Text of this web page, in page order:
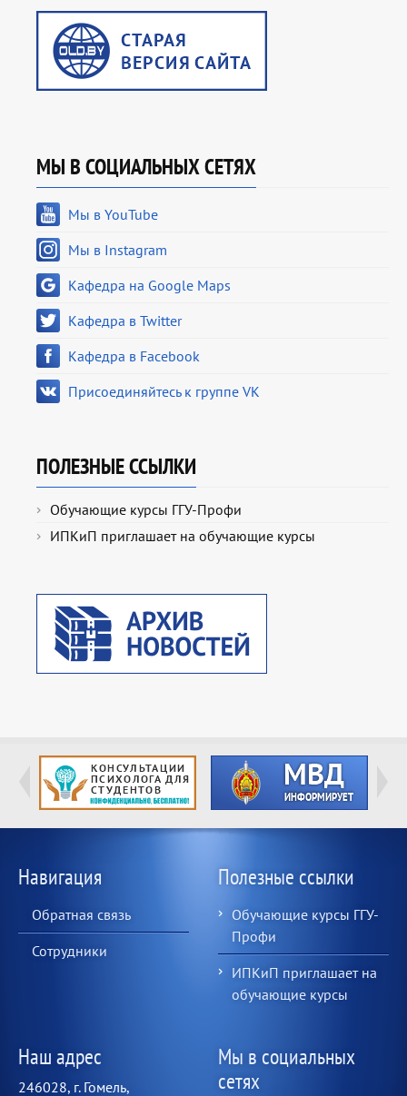
МЫ В СОЦИАЛЬНЫХ СЕТЯХ
Мы в YouTube
Мы в Instagram
Кафедра на Google Maps
Кафедра в Twitter
Кафедра в Facebook
Присоединяйтесь к группе VK
ПОЛЕЗНЫЕ ССЫЛКИ
Обучающие курсы ГГУ-Профи
ИПКиП приглашает на обучающие курсы
Навигация
Обратная связь
Сотрудники
Полезные ссылки
Обучающие курсы ГГУ-
Профи
ИПКиП приглашает на
обучающие курсы
Наш адрес
246028, г. Гомель,
Мы в социальных
сетях